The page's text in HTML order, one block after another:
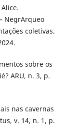
Alice.
NegrArqueo
coletivas.
sobre os
ARU, n. 3, p.
nas cavernas
v. 14, n. 1, p.